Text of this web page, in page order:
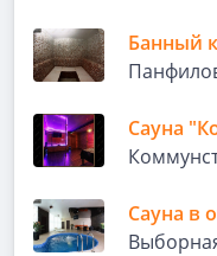
Банный
Сауна
Сауна в